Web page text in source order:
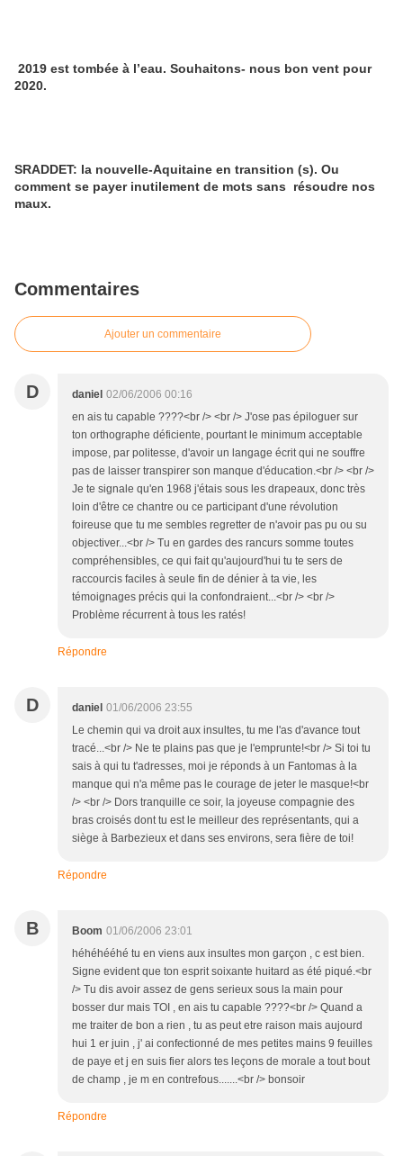
2019 est tombée à l’eau. Souhaitons- nous bon vent pour
2020.
SRADDET: la nouvelle-Aquitaine en transition (s). Ou
comment se payer inutilement de mots sans résoudre nos
maux.
Commentaires
Ajouter un commentaire
D daniel 02/06/2006 00:16
en ais tu capable ????<br /> <br /> J'ose pas épiloguer sur
ton orthographe déficiente, pourtant le minimum acceptable
impose, par politesse, d'avoir un langage écrit qui ne souffre
pas de laisser transpirer son manque d'éducation.<br /> <br />
Je te signale qu'en 1968 j'étais sous les drapeaux, donc très
loin d'être ce chantre ou ce participant d'une révolution
foireuse que tu me sembles regretter de n'avoir pas pu ou su
objectiver...<br /> Tu en gardes des rancurs somme toutes
compréhensibles, ce qui fait qu'aujourd'hui tu te sers de
raccourcis faciles à seule fin de dénier à ta vie, les
témoignages précis qui la confondraient...<br /> <br />
Problème récurrent à tous les ratés!
Répondre
D daniel 01/06/2006 23:55
Le chemin qui va droit aux insultes, tu me l'as d'avance tout
tracé...<br /> Ne te plains pas que je l'emprunte!<br /> Si toi tu
sais à qui tu t'adresses, moi je réponds à un Fantomas à la
manque qui n'a même pas le courage de jeter le masque!<br
/> <br /> Dors tranquille ce soir, la joyeuse compagnie des
bras croisés dont tu est le meilleur des représentants, qui a
siège à Barbezieux et dans ses environs, sera fière de toi!
Répondre
B Boom 01/06/2006 23:01
héhéhééhé tu en viens aux insultes mon garçon , c est bien.
Signe evident que ton esprit soixante huitard as été piqué.<br
/> Tu dis avoir assez de gens serieux sous la main pour
bosser dur mais TOI , en ais tu capable ????<br /> Quand a
me traiter de bon a rien , tu as peut etre raison mais aujourd
hui 1 er juin , j' ai confectionné de mes petites mains 9 feuilles
de paye et j en suis fier alors tes leçons de morale a tout bout
de champ , je m en contrefous.......<br /> bonsoir
Répondre